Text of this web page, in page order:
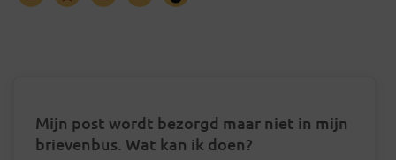
Mijn post wordt bezorgd maar niet in mijn
brievenbus. Wat kan ik doen?